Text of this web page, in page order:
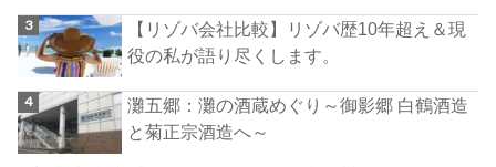
【リゾバ会社比較】リゾバ歴10年超え＆現
役の私が語り尽くします。
灘五郷：灘の酒蔵めぐり～御影郷 白鶴酒造
と菊正宗酒造へ～